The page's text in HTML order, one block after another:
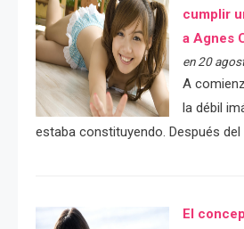
cumplir
a Agnes
en 20
A
la débil
estaba constituyendo. Después del
El